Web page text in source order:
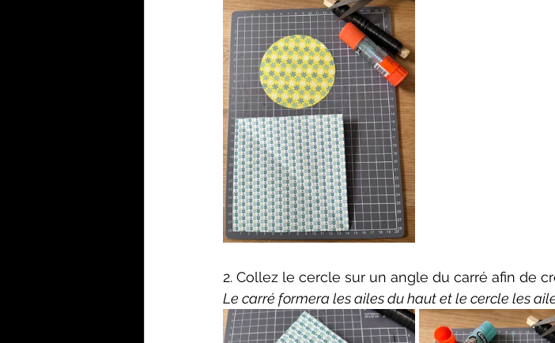
2. Collez le cercle sur un angle du carré afin de
Le carré formera les ailes du haut et le cercle les